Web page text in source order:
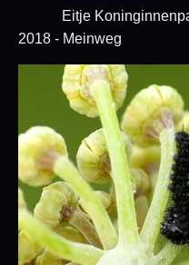
Eitje
2018 - Meinweg